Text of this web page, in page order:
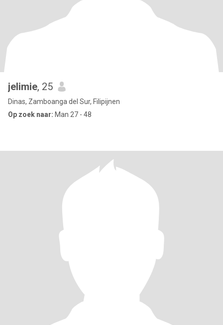
jelimie, 25
Dinas, Zamboanga del Sur, Filipijnen
Op zoek naar: Man 27 - 48